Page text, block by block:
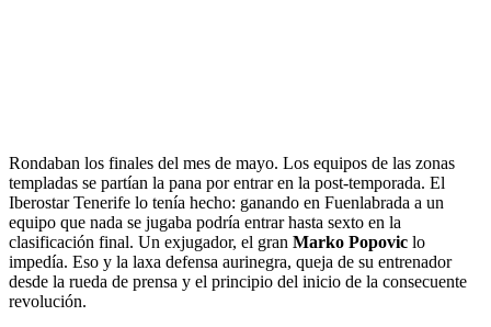
Rondaban los finales del mes de mayo. Los equipos de las zonas
templadas se partían la pana por entrar en la post-temporada. El
Iberostar Tenerife lo tenía hecho: ganando en Fuenlabrada a un
equipo que nada se jugaba podría entrar hasta sexto en la
clasificación final. Un exjugador, el gran Marko Popovic lo
impedía. Eso y la laxa defensa aurinegra, queja de su entrenador
desde la rueda de prensa y el principio del inicio de la consecuente
revolución.